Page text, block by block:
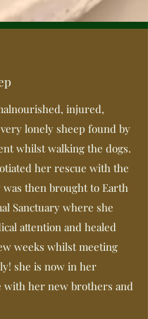
injured,
lonely sheep found by
whilst walking the dogs.
her rescue with the
was then brought to Earth
Sanctuary where she
attention and healed
weeks whilst meeting
she is now in her
with her new brothers and